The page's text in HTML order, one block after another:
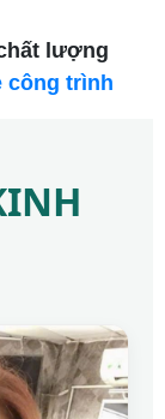
lượng
công trình